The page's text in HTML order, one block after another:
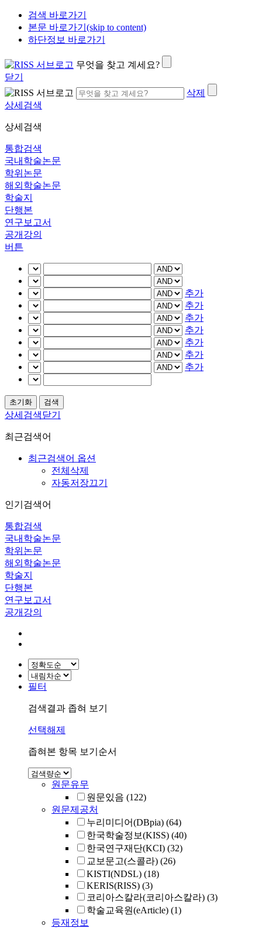
검색 바로가기
본문 바로가기(skip to content)
하단정보 바로가기
무엇을 찾고 계세요?
닫기
삭제
상세검색
상세검색
통합검색
국내학술논문
학위논문
해외학술논문
학술지
단행본
연구보고서
공개강의
버튼
추가
추가
추가
추가
추가
추가
추가
상세검색닫기
최근검색어
최근검색어 옵션
전체삭제
자동저장끄기
인기검색어
통합검색
국내학술논문
학위논문
해외학술논문
학술지
단행본
연구보고서
공개강의
필터
검색결과 좁혀 보기
선택해제
좁혀본 항목 보기순서
원문유무
원문있음 (122)
원문제공처
누리미디어(DBpia) (64)
한국학술정보(KISS) (40)
한국연구재단(KCI) (32)
교보문고(스콜라) (26)
KISTI(NDSL) (18)
KERIS(RISS) (3)
코리아스칼라(코리아스칼라) (3)
학술교육원(eArticle) (1)
등재정보